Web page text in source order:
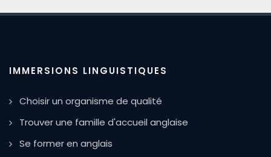
IMMERSIONS LINGUISTIQUES
Choisir un organisme de qualité
Trouver une famille d'accueil anglaise
Se former en anglais